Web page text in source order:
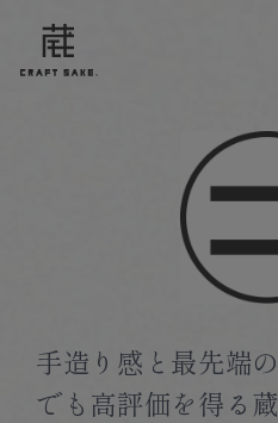
手造り感と最先端
でも高評価を得る蔵